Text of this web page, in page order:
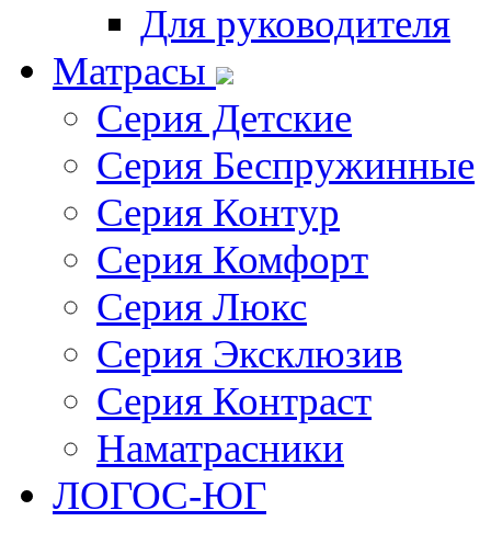
Для руководителя
Матрасы
Серия Детские
Серия Беспружинные
Серия Контур
Серия Комфорт
Серия Люкс
Серия Эксклюзив
Серия Контраст
Наматрасники
ЛОГОС-ЮГ